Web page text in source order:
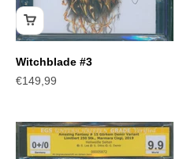
Witchblade #3
Angebot
€149,99